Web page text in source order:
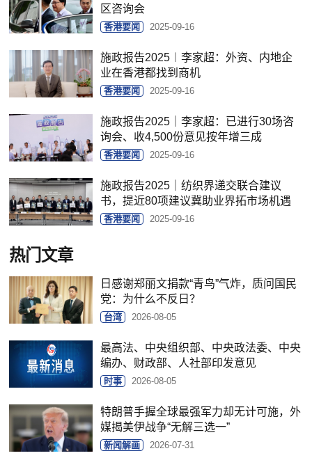
区咨询会
香港要闻 2025-09-16
施政报告2025︱李家超：外资、内地企
业在香港都找到商机
香港要闻 2025-09-16
施政报告2025｜李家超：已进行30场咨
询会、收4,500份意见按年增三成
香港要闻 2025-09-16
施政报告2025｜纺织界递交联合建议
书，提近80项建议冀助业界拓市场机遇
香港要闻 2025-09-16
热门文章
日感谢郑丽文捐款“青鸟”气炸，质问国民
党：为什么不反日？
台湾 2026-08-05
最高法、中央组织部、中央政法委、中央
编办、财政部、人社部印发意见
时事 2026-08-05
特朗普手握全球最强军力却无计可施，外
媒揭美伊战争“无解三选一”
新闻解画 2026-07-31